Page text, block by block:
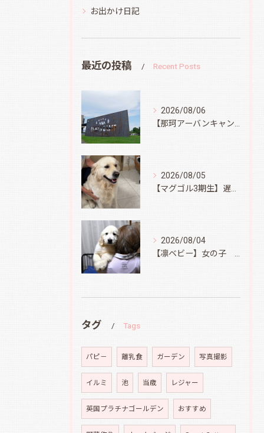
お出かけ日記
最近の投稿 Recent Posts
2026/08/06
2026/08/05
2026/08/04
タグ Tags
パピ－ 離乳食 ガーデン 写真撮影
イルミ 池 当歳 レジャー
英国プラチナゴールデン おすすめ